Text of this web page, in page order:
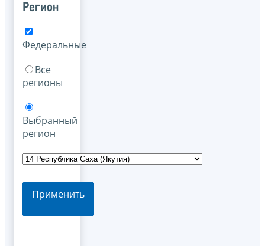
Регион
Федеральные
Все
регионы
Выбранный
регион
Применить